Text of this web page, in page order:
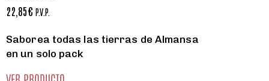
22,85€ P.V.P.
Saborea todas las tierras de Almansa
en un solo pack